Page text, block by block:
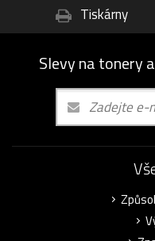
Tiskárny
Slevy na tonery